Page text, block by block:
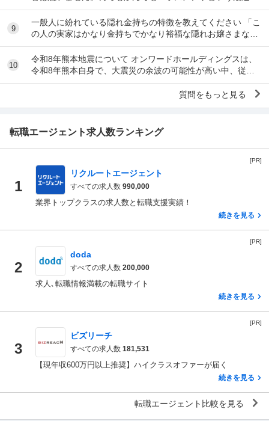
風潮に反対です。ただ、橋本愛からすれば良い気...
9
一般人に紛れている隠れ金持ちの特徴を教えてください 「こ
の人の実家はかなり金持ちでかなり裕福な隠れお嬢さまなん
だな」とわかる特徴を教えてください 私の...
10
令和8年熊本地震について オンワードホールディングスは、
令和8年熊本自身で、大震災の余波の可能性が高い中、従業
員に売上金の確保（金庫への預け入れ）を優先さ...
質問をもっと見る
転職エージェント求人数ランキング
[PR]
1
リクルートエージェント
すべての求人数 990,000
業界トップクラスの求人数と転職支援実績！
続きを見る
[PR]
2
doda
すべての求人数 200,000
求人､転職情報満載の転職サイト
続きを見る
[PR]
3
ビズリーチ
すべての求人数 181,531
【現年収600万円以上推奨】ハイクラスオファーが届く
続きを見る
転職エージェント比較を見る